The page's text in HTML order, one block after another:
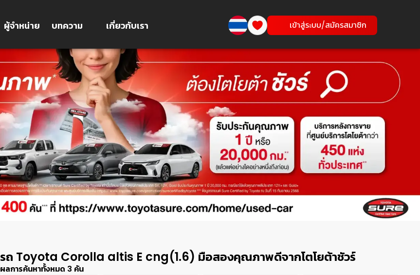
ผู้จำหน่าย บทความ เกี่ยวกับเรา เข้าสู่ระบบ/สมัครสมาชิก
รถ Toyota Corolla altis E cng(1.6) มือสองคุณภาพดีจากโตโยต้าชัวร์
ผลการค้นหาทั้งหมด 3 คัน